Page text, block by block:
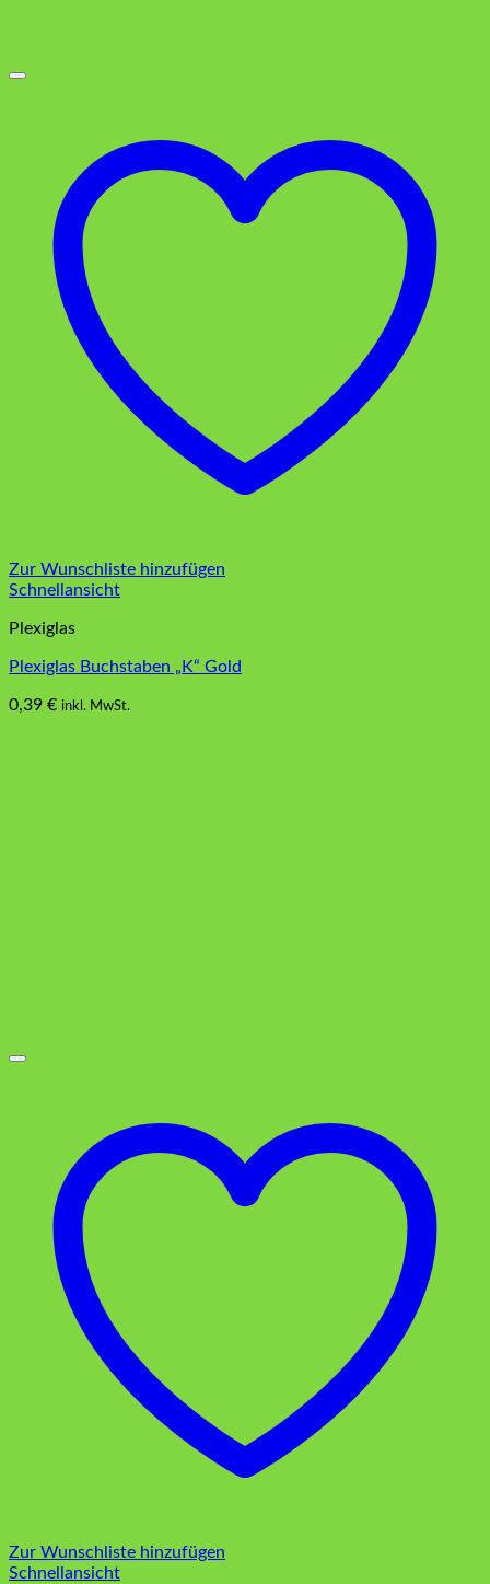
Zur Wunschliste hinzufügen
Schnellansicht
Plexiglas
Plexiglas Buchstaben „K“ Gold
0,39 € inkl. MwSt.
Zur Wunschliste hinzufügen
Schnellansicht